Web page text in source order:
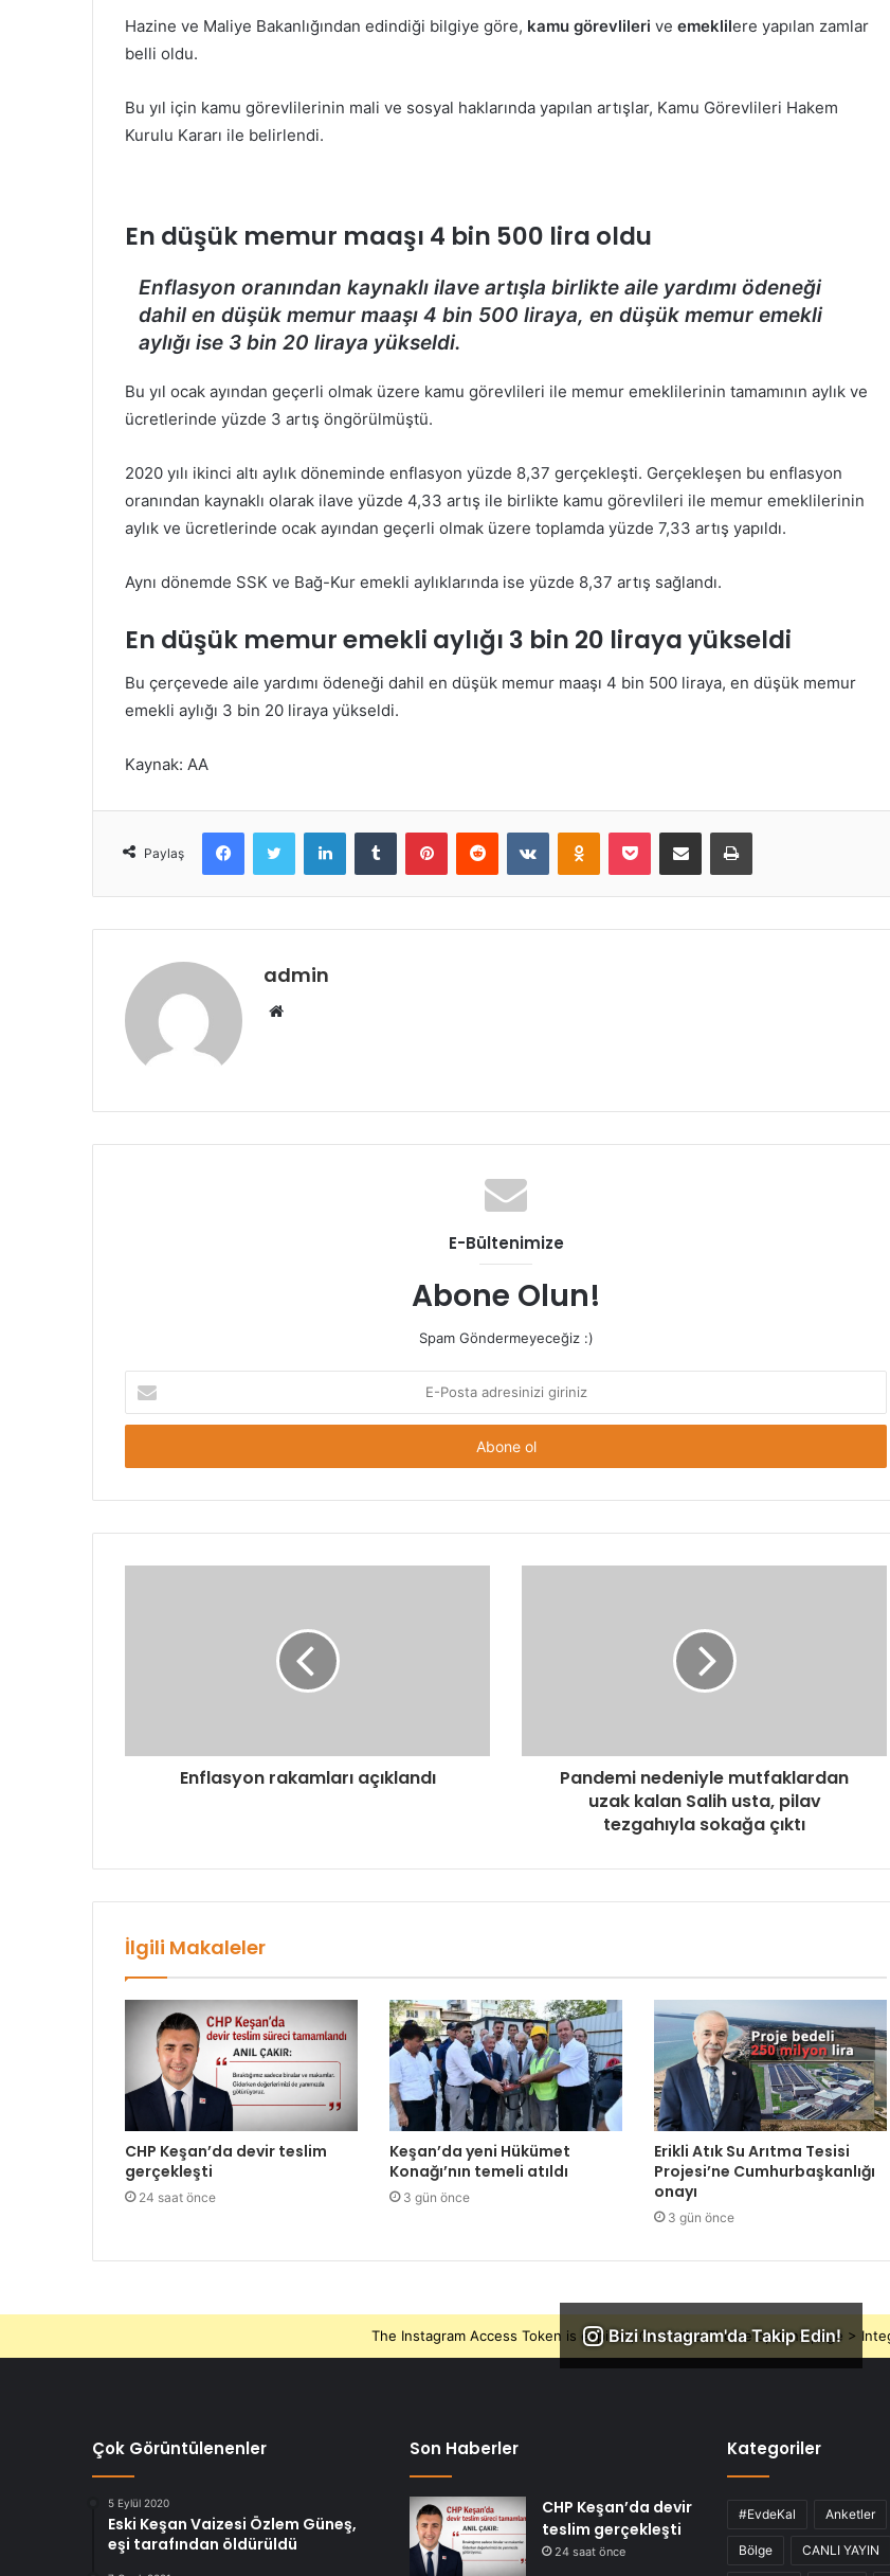
Hazine ve Maliye Bakanlığından edindiği bilgiye göre, kamu görevlileri ve emeklilere yapılan zamlar
belli oldu.
Bu yıl için kamu görevlilerinin mali ve sosyal haklarında yapılan artışlar, Kamu Görevlileri Hakem
Kurulu Kararı ile belirlendi.
En düşük memur maaşı 4 bin 500 lira oldu
Enflasyon oranından kaynaklı ilave artışla birlikte aile yardımı ödeneği
dahil en düşük memur maaşı 4 bin 500 liraya, en düşük memur emekli
aylığı ise 3 bin 20 liraya yükseldi.
Bu yıl ocak ayından geçerli olmak üzere kamu görevlileri ile memur emeklilerinin tamamının aylık ve
ücretlerinde yüzde 3 artış öngörülmüştü.
2020 yılı ikinci altı aylık döneminde enflasyon yüzde 8,37 gerçekleşti. Gerçekleşen bu enflasyon
oranından kaynaklı olarak ilave yüzde 4,33 artış ile birlikte kamu görevlileri ile memur emeklilerinin
aylık ve ücretlerinde ocak ayından geçerli olmak üzere toplamda yüzde 7,33 artış yapıldı.
Aynı dönemde SSK ve Bağ-Kur emekli aylıklarında ise yüzde 8,37 artış sağlandı.
En düşük memur emekli aylığı 3 bin 20 liraya yükseldi
Bu çerçevede aile yardımı ödeneği dahil en düşük memur maaşı 4 bin 500 liraya, en düşük memur
emekli aylığı 3 bin 20 liraya yükseldi.
Kaynak: AA
Paylaş
FacebookTwitter LinkedInTumblr PinterestReddit VKontakteOdnoklassniki
Pocket E-Posta ile paylaş Yazdır
admin
Web
E-Bültenimize
Abone Olun!
Spam Göndermeyeceğiz :)
Posta
adresinizi
Enflasyon rakamları açıklandı
Pandemi nedeniyle mutfaklardan
uzak kalan Salih usta, pilav
tezgahıyla sokağa çıktı
İlgili Makaleler
CHP Keşan’da devir teslim
gerçekleşti
24 saat önce
Keşan’da yeni Hükümet
Konağı’nın temeli atıldı
3 gün önce
Erikli Atık Su Arıtma Tesisi
Projesi’ne Cumhurbaşkanlığı
onayı
3 gün önce
Bizi Instagram'da Takip Edin!
The Instagram Access Token is expired, Go to the Theme options page >
Çok Görüntülenenler
5 Eylül 2020
Eski Keşan Vaizesi Özlem Güneş,
eşi tarafından öldürüldü
Son Haberler
CHP Keşan’da devir
teslim gerçekleşti
24 saat önce
Kategoriler
#EvdeKal Anketler
Bölge CANLI YAYIN